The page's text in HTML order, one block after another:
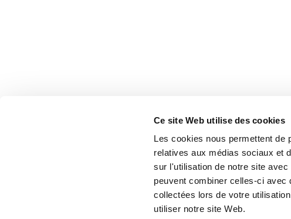
Ce site Web utilise des cookies
Les cookies nous permettent de
relatives aux médias sociaux et
sur l'utilisation de notre site
peuvent combiner celles-ci
collectées lors de votre
utiliser notre site Web.